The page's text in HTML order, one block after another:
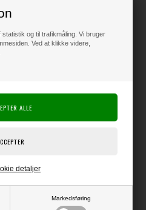
og til trafikmåling. Vi bruger
Ved at klikke videre,
Markedsføring
detaljer
SCORING BOARD